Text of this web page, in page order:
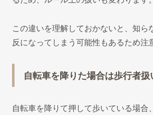
この違いを理解しておかないと、知ら
反になってしまう可能性もあるため注
自転車を降りた場合は歩行者扱
自転車を降りて押して歩いている場合